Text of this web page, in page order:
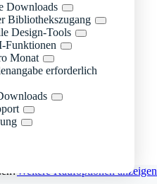
Downloads
Bibliothekszugang
Design-Tools
Funktionen
Monat
erforderlich
Weitere Kaufoptionen anzeigen